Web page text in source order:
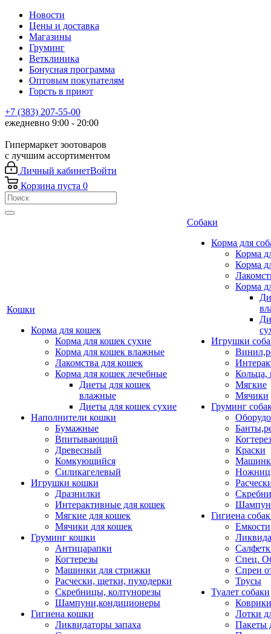
Новости
Цены и доставка
Магазины
Груминг
Ветклиника
Бонусная программа
Оптовым покупателям
Горсть в приют
+7 (383) 207-55-00
ежедневно 9:00 - 20:00
Гипермаркет зоотоваров
с лучшим ассортиментом
Личный кабинетВойти
Корзина пуста 0
Кошки
Корма для кошек
Корма для кошек сухие
Корма для кошек влажные
Лакомства для кошек
Корма для кошек лечебные
Диеты для кошек
влажные
Диеты для кошек сухие
Наполнители кошки
Бумажные
Впитывающий
Древесный
Комкующийся
Силикагелевый
Игрушки кошки
Дразнилки
Интерактивные для кошек
Мягкие для кошек
Мячики для кошек
Груминг кошки
Антицарапки
Когтерезы
Машинки для стрижки
Расчески, щетки, пуходерки
Скребницы, колтунорезы
Шампуни,кондиционеры
Гигиена кошки
Ликвидаторы запаха
Собаки
Корма для
Корма
Корма
Корма
Игрушки
Кольца,
Мягкие
Мячики
Груминг
Краски
Гигиена
Емкости
Спец.
Спреи
Трусы
Туалет собаки
Коврики
Лотки
Пакеты